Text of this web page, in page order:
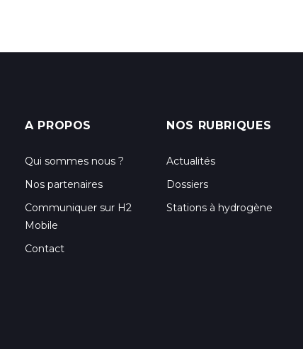
A PROPOS
Qui sommes nous ?
Nos partenaires
Communiquer sur H2
Mobile
Contact
NOS RUBRIQUES
Actualités
Dossiers
Stations à hydrogène